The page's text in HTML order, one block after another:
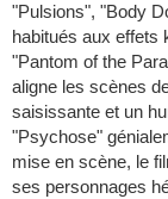
"Pulsions", "Body
habitués aux effets
"Pantom of the
aligne les scènes
saisissante et un
"Psychose"
mise en scène, le
ses personnages